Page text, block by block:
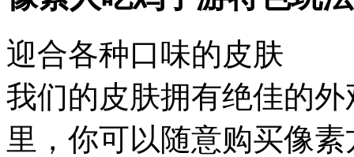
迎合各种口味的皮肤
我们的皮肤拥有绝佳的
里，你可以随意购买像